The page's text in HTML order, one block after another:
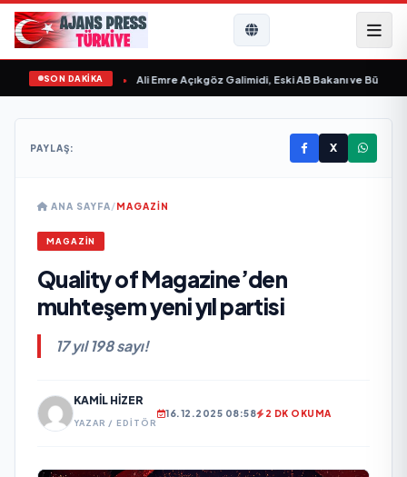
SON DAKİKA
“ yayımlandı Ali Emre Açıkgöz Galimidi, Eski AB Bakanı ve
PAYLAŞ: X
ANA SAYFA/MAGAZİN
MAGAZİN
Quality of Magazine’den
muhteşem yeni yıl partisi
17 yıl 198 sayı!
KAMIL HIZER
YAZAR / EDITÖR
16.12.2025 08:58 2 DK OKUMA